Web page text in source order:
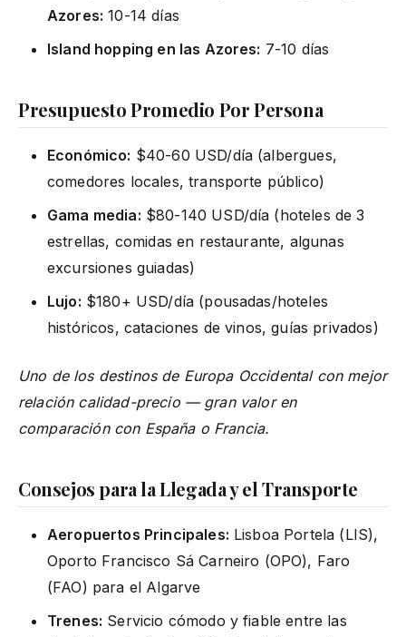
Azores: 10-14 días
Island hopping en las Azores: 7-10 días
Presupuesto Promedio Por Persona
Económico: $40-60 USD/día (albergues,
comedores locales, transporte público)
Gama media: $80-140 USD/día (hoteles de 3
estrellas, comidas en restaurante, algunas
excursiones guiadas)
Lujo: $180+ USD/día (pousadas/hoteles
históricos, cataciones de vinos, guías privados)
Uno de los destinos de Europa Occidental con mejor
relación calidad-precio — gran valor en
comparación con España o Francia.
Consejos para la Llegada y el Transporte
Aeropuertos Principales: Lisboa Portela (LIS),
Oporto Francisco Sá Carneiro (OPO), Faro
(FAO) para el Algarve
Trenes: Servicio cómodo y fiable entre las